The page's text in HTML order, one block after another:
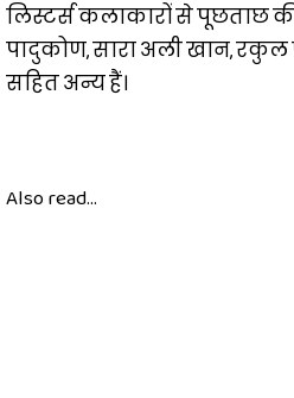
लिस्टर्स कलाकारों से पूछताछ
पादुकोण, सारा अली खान, रकुल
सहित अन्य हैं।
Also read...